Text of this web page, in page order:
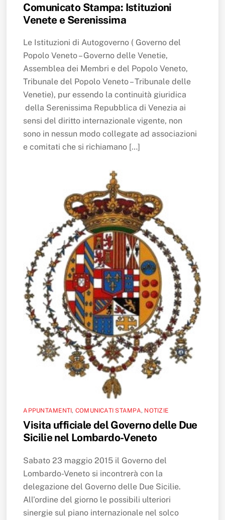
Comunicato Stampa: Istituzioni
Venete e Serenissima
Le Istituzioni di Autogoverno ( Governo del
Popolo Veneto – Governo delle Venetie,
Assemblea dei Membri e del Popolo Veneto,
Tribunale del Popolo Veneto – Tribunale delle
Venetie), pur essendo la continuità giuridica
della Serenissima Repubblica di Venezia ai
sensi del diritto internazionale vigente, non
sono in nessun modo collegate ad associazioni
e comitati che si richiamano […]
APPUNTAMENTI, COMUNICATI STAMPA, NOTIZIE
Visita ufficiale del Governo delle Due
Sicilie nel Lombardo-Veneto
Sabato 23 maggio 2015 il Governo del
Lombardo-Veneto si incontrerà con la
delegazione del Governo delle Due Sicilie.
All’ordine del giorno le possibili ulteriori
sinergie sul piano internazionale nel solco